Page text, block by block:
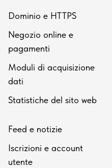
Dominio e HTTPS
Negozio online e
pagamenti
Moduli di acquisizione
dati
Statistiche del sito web
Feed e notizie
Iscrizioni e account
utente